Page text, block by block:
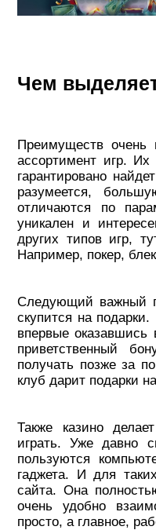
Чем
Преимуществ очень
ассортимент игр. Их
гарантировано
разумеется,
отличаются по
уникален и
других типов игр,
Например, покер,
Следующий важный
скупится на
впервые оказавшись
приветственный
получать позже за
клуб дарит подарки
Также казино
играть. Уже давно
пользуются
гаджета. И для
сайта. Она
очень удобно
просто, а главное,